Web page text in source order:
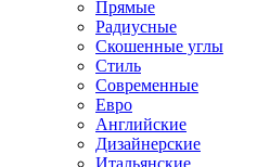
Прямые
Радиусные
Скошенные углы
Стиль
Современные
Евро
Английские
Дизайнерские
Итальянские